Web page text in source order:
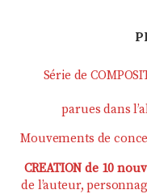
Série de
parues dans
Mouvements de
CREATION de 10
de l’auteur,